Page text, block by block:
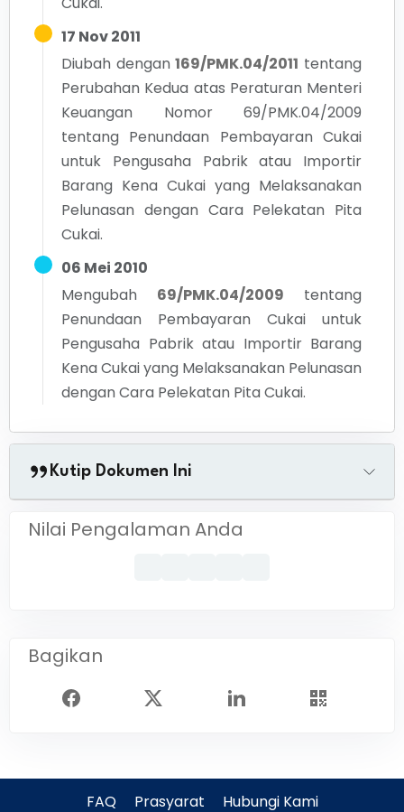
17 Nov 2011
Diubah dengan 169/PMK.04/2011 tentang
Perubahan Kedua atas Peraturan Menteri
Keuangan Nomor 69/PMK.04/2009
tentang Penundaan Pembayaran Cukai
untuk Pengusaha Pabrik atau Importir
Barang Kena Cukai yang Melaksanakan
Pelunasan dengan Cara Pelekatan Pita
Cukai.
06 Mei 2010
Mengubah
69/PMK.04/2009
tentang
Penundaan Pembayaran Cukai untuk
Pengusaha Pabrik atau Importir Barang
Kena Cukai yang Melaksanakan Pelunasan
dengan Cara Pelekatan Pita Cukai.
Kutip Dokumen Ini
Nilai Pengalaman Anda
Bagikan
FAQ Prasyarat Hubungi Kami